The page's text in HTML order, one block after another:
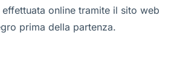
online tramite il sito web
prima della partenza.